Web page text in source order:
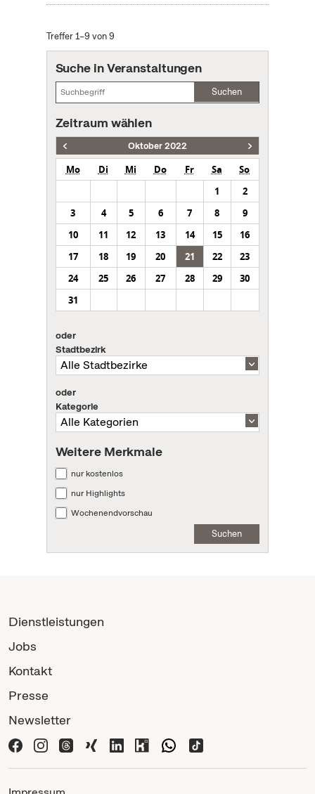
Treffer 1–9 von 9
Suche in Veranstaltungen
Suchen
Zeitraum wählen
Oktober 2022
Mo Di Mi Do Fr Sa
So
1
2
3
4 5 6 7 8
9
10
11 12 13 14 15
16
17
18 19 20 21 22
23
24
25 26 27 28 29
30
31
oder
Stadtbezirk
oder
Kategorie
Weitere Merkmale
nur kostenlos
nur Highlights
Wochenendvorschau
Suchen
Dienstleistungen
Jobs
Kontakt
Presse
Newsletter